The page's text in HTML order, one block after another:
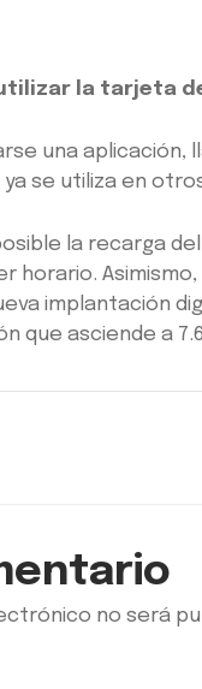
la tarjeta
una aplicación,
se utiliza en
la recarga
horario.
implantación
que asciende a
no será